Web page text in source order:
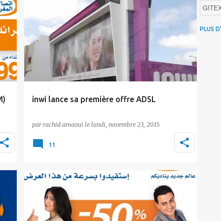
inwi lance sa première offre ADSL
Après plusieurs mois de test, inwi s'apprête à
lancer officiellement sa première offre ADSL
d…
par rachid amaoui le lundi, novembre 23, 2015
Tic Maroc
11
Bons Plans
4G
PLUS